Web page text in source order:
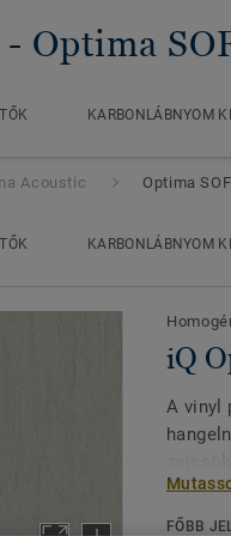
- Optima
KARBONLÁBNYOM
Acoustic Optima
KARBONLÁBNYOM
iQ
A vinyl
termék
55 új
FŐBB